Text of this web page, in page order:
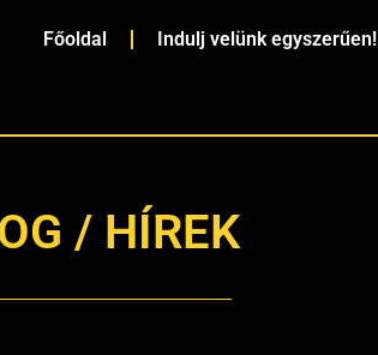
Főoldal Indulj velünk egyszerűen!
/ HÍREK